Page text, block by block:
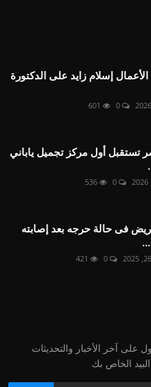
إسلام زايد على الدكتورة
أول مركز تجميل ياباني
فى حالة حرجه بعد إصابته
على آخر الأخبار والتحديثات
الخاص بك